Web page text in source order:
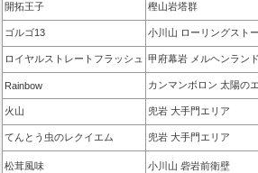
開拓王子 樫山岩塔群
ゴルゴ13 小川山 ローリングスト
ロイヤルストレートフラッシュ 甲府幕岩 メルヘンラン
Rainbow カンマンボロン 太陽の
火山 兜岩 大手門エリア
てんとう虫のレクイエム 兜岩 大手門エリア
松茸風味 小川山 砦岩前衛壁